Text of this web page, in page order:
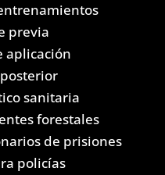
previa
aplicación
posterior
sanitaria
forestales
de prisiones
policías